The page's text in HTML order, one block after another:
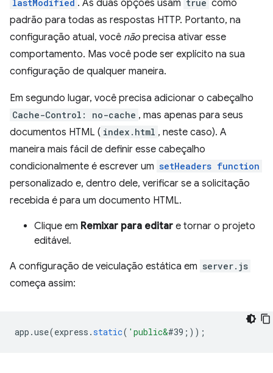
lastModified . As duas opções usam true como
padrão para todas as respostas HTTP. Portanto, na
configuração atual, você não precisa ativar esse
comportamento. Mas você pode ser explícito na sua
configuração de qualquer maneira.
Em segundo lugar, você precisa adicionar o cabeçalho
Cache-Control: no-cache , mas apenas para seus
documentos HTML ( index.html , neste caso). A
maneira mais fácil de definir esse cabeçalho
condicionalmente é escrever um setHeaders function
personalizado e, dentro dele, verificar se a solicitação
recebida é para um documento HTML.
Clique em Remixar para editar e tornar o projeto
editável.
A configuração de veiculação estática em server.js
começa assim:
app .use(express .static( 'public&#39; ));